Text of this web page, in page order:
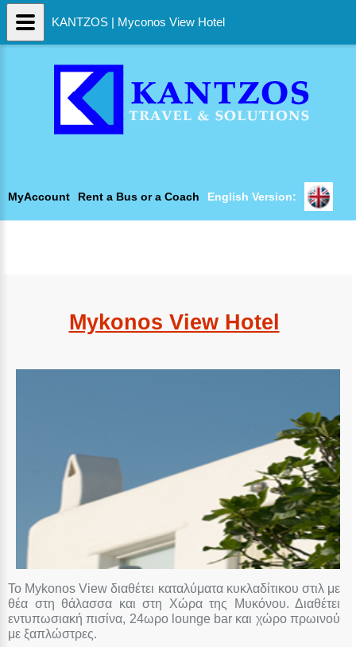
MyAccount Rent a Bus or a Coach English Version:
Mykonos View Hotel
Το Mykonos View διαθέτει καταλύματα κυκλαδίτικου στιλ με
θέα στη θάλασσα και στη Χώρα της Μυκόνου. Διαθέτει
εντυπωσιακή πισίνα, 24ωρο lounge bar και χώρο πρωινού
με ξαπλώστρες.
KANTZOS | Myconos View Hotel